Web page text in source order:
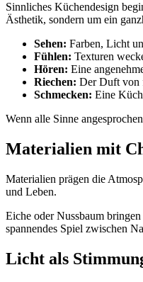
Sinnliches Küchendesign
Ästhetik, sondern um ein
Sehen: Farben, Licht
Fühlen: Texturen
Hören: Eine
Riechen: Der Duft von
Schmecken: Eine
Wenn alle Sinne
Materialien mit
Materialien prägen die
und Leben.
Eiche oder Nussbaum
spannendes Spiel zwischen
Licht als